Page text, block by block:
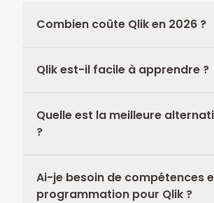
Combien coûte Qlik en 2026 ?
Qlik est-il facile à apprendre ?
Quelle est la meilleure
?
Ai-je besoin de compétences
programmation pour Qlik ?